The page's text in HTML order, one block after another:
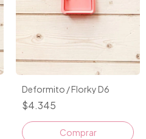
Deformito / Florky D6
$4.345
Comprar